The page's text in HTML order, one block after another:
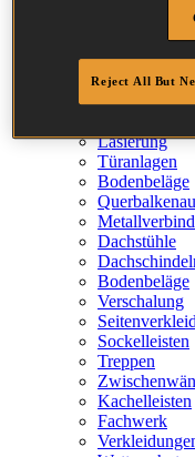
Zargen
Lasierung
Türanlagen
Bodenbeläge
Dachstühle
Bodenbeläge
Verschalung
Sockelleisten
Treppen
Kachelleisten
Fachwerk
Reject All But